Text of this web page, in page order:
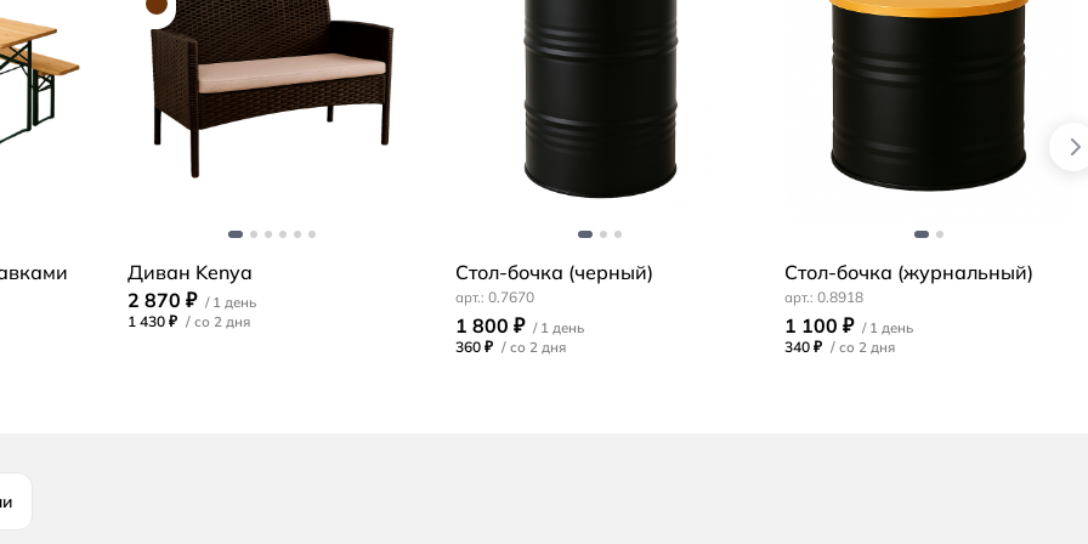
Диван Kenya
2 870 ₽
1 430 ₽ /
Стол-бочка (черный)
0.7670
1 800 ₽
360 ₽ /
Стол-бочка (журнальный)
0.8918
1 100 ₽
340 ₽ /